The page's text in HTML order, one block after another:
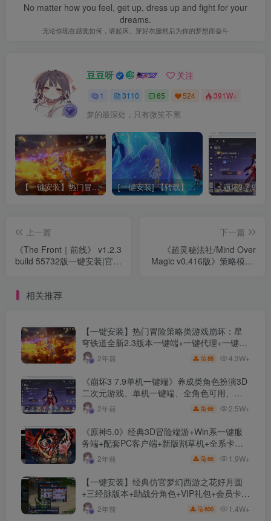
No matter how you feel, get up, dress up and fight for your
dreams.
无论你现在感觉如何，请起床、穿好衣服然后为你的梦想而奋斗
豆豆呀 关注
1 3110 65 524 391W+
梦的最深处，只有微笑不累
【一键安装】热门冒险策略类游戏崩坏：星穹铁道全新2.3版本一键端+一键代理+一键启动+免虚拟机 [一键安装] 【转载】原神3.4真端服务端+源码+配套客户端+详尽说明+GM工具+源码说明文件
上一篇
《The Front｜前线》 v1.2.3
build 55732版一键安装|官方
一人称射击
下一篇
《超灵秘法社/Mind Over
Magic v0.416版》策略模拟|
相关推荐
【一键安装】热门冒险策略类游戏崩坏：星
穹铁道全新2.3版本一键端+一键代理+一键启
动+免虚拟机
2年前 88 4.3W+
《崩坏3 7.9单机一键端》养成类角色扮演3D
二次元游戏、单机一键端、全角色可用、无
限资源、附带保姆级安装教程
2年前 66 2.5W+
《原神5.0》经典3D冒险端游+Win系一键服
务端+配套PC客户端+新版割草机+全系卡池
文件2年前 66 1.9W+
【一键安装】经典仿官梦幻西游之花好月圆
+三经脉版本+助战分角色+VIP礼包+会员卡
+剧情活动+视频搭建及其他修改资料
2年前 600 1.4W+